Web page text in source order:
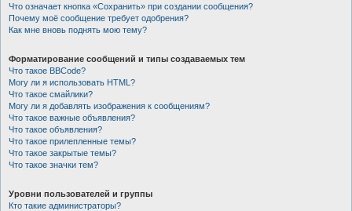
Что означает кнопка «Сохранить» при создании сообщения?
Почему моё сообщение требует одобрения?
Как мне вновь поднять мою тему?
Форматирование сообщений и типы создаваемых тем
Что такое BBCode?
Могу ли я использовать HTML?
Что такое смайлики?
Могу ли я добавлять изображения к сообщениям?
Что такое важные объявления?
Что такое объявления?
Что такое прилепленные темы?
Что такое закрытые темы?
Что такое значки тем?
Уровни пользователей и группы
Кто такие администраторы?